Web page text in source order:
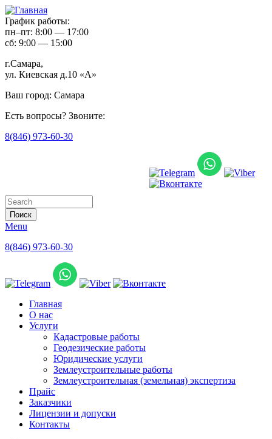
График работы:
пн–пт: 8:00 — 17:00
сб: 9:00 — 15:00
г.Самара,
ул. Киевская д.10 «А»
Ваш город: Самара
Есть вопросы? Звоните:
8(846) 973-60-30
Форма поиска
Menu
8(846) 973-60-30
Главная
О нас
Услуги
Кадастровые работы
Геодезические работы
Юридические услуги
Землеустроительные работы
Землеустроительная (земельная) экспертиза
Прайс
Заказчики
Лицензии и допуски
Контакты